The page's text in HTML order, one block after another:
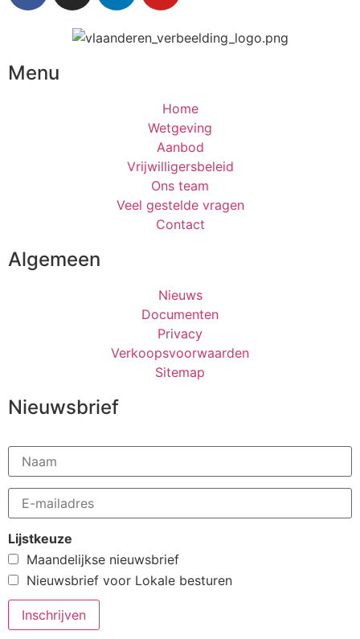
Menu
Home
Wetgeving
Aanbod
Vrijwilligersbeleid
Ons team
Veel gestelde vragen
Contact
Algemeen
Nieuws
Documenten
Privacy
Verkoopsvoorwaarden
Sitemap
Nieuwsbrief
Lijstkeuze
Maandelijkse nieuwsbrief
Nieuwsbrief voor Lokale besturen